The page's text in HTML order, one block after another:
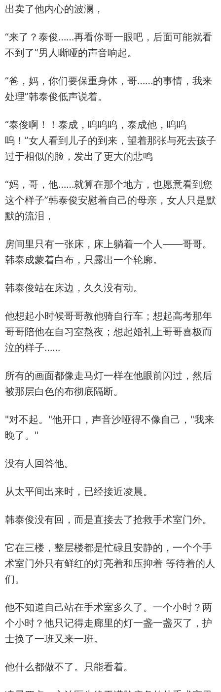
出卖了他内心的波澜，
“来了？泰俊……再看你哥一眼吧，后面可能就看
不到了”男人嘶哑的声音响起。
“爸，妈，你们要保重身体，哥……的事情，我来
处理”韩泰俊低声说着。
“泰俊啊！！泰成，呜呜呜，泰成他，呜呜
呜！”女人看到儿子的到来，望着那张与死去孩子
过于相似的脸，发出了更大的悲鸣
“妈，哥，他……就算在那个地方，也愿意看到您
这个样子”韩泰俊安慰着自己的母亲，女人只是默
默的流泪，
房间里只有一张床，床上躺着一个人——哥哥。
韩泰成蒙着白布，只露出一个轮廓。
韩泰俊站在床边，久久没有动。
他想起小时候哥哥教他骑自行车；想起高考那年
哥哥陪他在自习室熬夜；想起婚礼上哥哥喜极而
泣的样子……
所有的画面都像走马灯一样在他眼前闪过，然后
被那层白色的布彻底隔断。
"对不起。"他开口，声音沙哑得不像自己，"我来
晚了。"
没有人回答他。
从太平间出来时，已经接近凌晨。
韩泰俊没有回，而是直接去了抢救手术室门外。
它在三楼，整层楼都是忙碌且安静的，一个个手
术室门外只有鲜红的灯亮着和压抑着 等待着的人
们。
他不知道自己站在手术室多久了。一个小时？两
个小时？他只记得走廊里的灯一盏一盏灭了，护
士换了一班又来一班。
他什么都做不了。只能看着。